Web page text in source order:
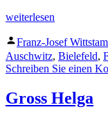
„Frenkel
weiterlesen
Veröffentlicht
von
Franz-Josef
Auschwitz, Bielefeld,
Schreiben Sie einen
Gross Helga